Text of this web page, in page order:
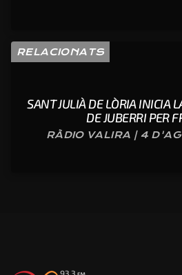
RELACIONATS
SANT JULIÀ DE LÒRIA INICIA
DE JUBERRI PER
RÀDIO VALIRA | 4